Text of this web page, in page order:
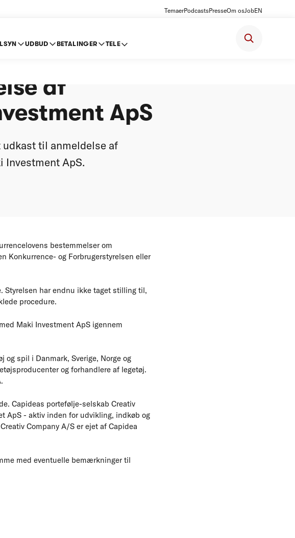
TemaerPodcastsPresseOm osJobEN
UDBUD BETALINGER TELE
af
ApS
til anmeldelse af
Investment ApS.
bestemmelser om
Konkurrence- og Forbrugerstyrelsen eller
har endnu ikke taget stilling til,
procedure.
Maki Investment ApS igennem
og spil i Danmark, Sverige, Norge og
og forhandlere af legetøj.
Capideas portefølje-selskab Creativ
ApS - aktiv inden for udvikling, indkøb og
Company A/S er ejet af Capidea
med eventuelle bemærkninger til